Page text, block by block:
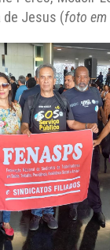
de Jesus (foto em